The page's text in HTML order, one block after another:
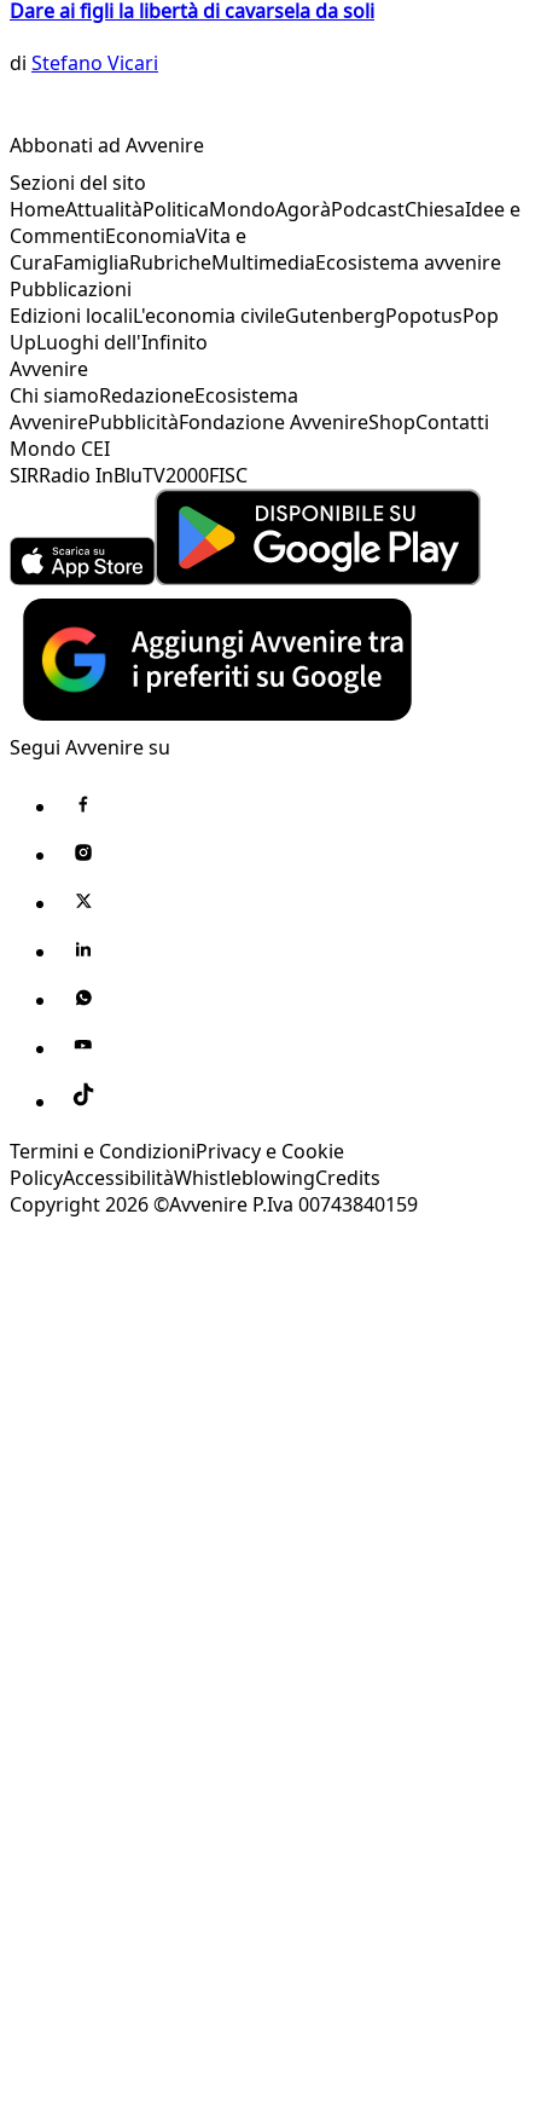
Dare ai figli la libertà di cavarsela da soli
di Stefano Vicari
Abbonati ad Avvenire
Sezioni del sito
HomeAttualitàPoliticaMondoAgoràPodcastChiesaIdee e
CommentiEconomiaVita e
CuraFamigliaRubricheMultimediaEcosistema avvenire
Pubblicazioni
Edizioni localiL'economia civileGutenbergPopotusPop
UpLuoghi dell'Infinito
Avvenire
Chi siamoRedazioneEcosistema
AvvenirePubblicitàFondazione AvvenireShopContatti
Mondo CEI
SIRRadio InBluTV2000FISC
Segui Avvenire su
Termini e CondizioniPrivacy e Cookie
PolicyAccessibilitàWhistleblowingCredits
Copyright 2026 ©Avvenire P.Iva 00743840159